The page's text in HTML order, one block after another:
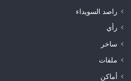
راصد السويداء
رأي
ساخر
ملفات
أماكن